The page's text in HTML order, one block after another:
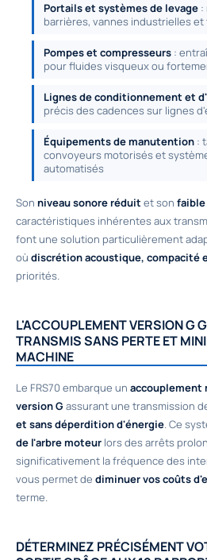
Portails et systèmes de levage :
barrières, vannes industrielles
Pompes et compresseurs :
pour fluides visqueux ou
Lignes de conditionnement et
précis des cadences sur lignes
Équipements de manutention :
convoyeurs motorisés et
automatisés
Son niveau sonore réduit et son
caractéristiques inhérentes aux
font une solution particulièrement
où discrétion acoustique, compacité
priorités.
L'ACCOUPLEMENT VERSION G
TRANSMIS SANS PERTE ET
MACHINE
Le FRS70 embarque un accouplement
version G assurant une transmission
et sans déperdition d'énergie. Ce
de l'arbre moteur lors des arrêts
significativement la fréquence des
vous permet de diminuer vos coûts
terme.
DÉTERMINEZ PRÉCISÉMENT